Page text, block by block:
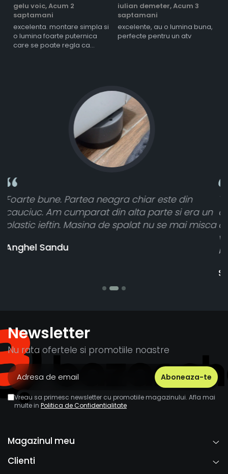
gelu voic,Acum 2
saptamani
excelenta. montare simpla si
o lumina foarte puternica
care se poate regla ca
iulian demeter,Acum 3
saptamani
excelente, au o lumina buna,
perfecte pentru un atv
un
Toate sunt foarte luminoase și funcționează
atât de bine în curtea din spate. A primit
cele 8 bucati dar una nu a funcționat,
banii pentru 1 bucata, Multumesc
Newsletter
Nu rata ofertele si promotiile noastre
Vreau sa primesc newsletter cu promotiile magazinului. Afla mai
multe in Politica de Confidentialitate
Magazinul meu
Clienti